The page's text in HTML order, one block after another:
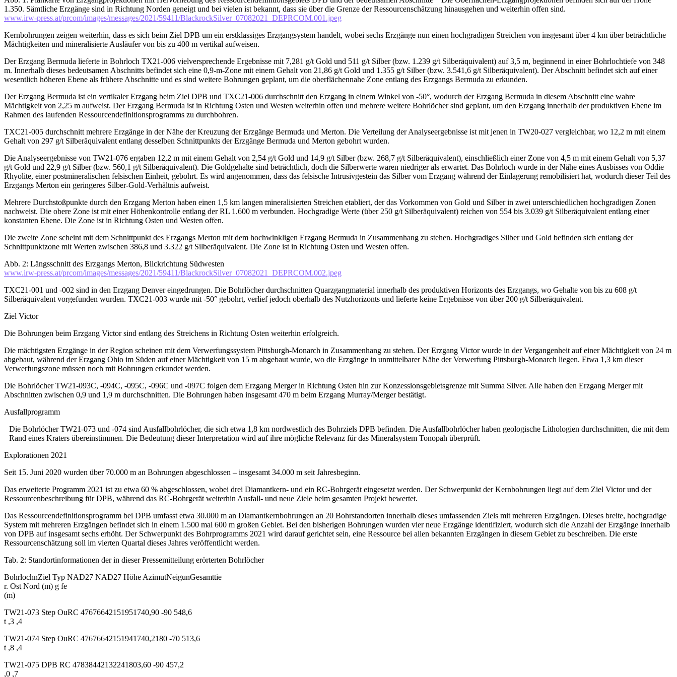
1.350. Sämtliche Erzgänge sind in Richtung Norden geneigt und bei vielen ist bekannt, dass sie über die Grenze der Ressourcenschätzung hinausgehen und weiterhin offen sind.
www.irw-press.at/prcom/images/messages/2021/59411/BlackrockSilver_07082021_DEPRCOM.001.jpeg
Kernbohrungen zeigen weiterhin, dass es sich beim Ziel DPB um ein erstklassiges Erzgangsystem handelt, wobei sechs Erzgänge nun einen hochgradigen Streichen von insgesamt über 4 km über beträchtliche
Mächtigkeiten und mineralisierte Ausläufer von bis zu 400 m vertikal aufweisen.
Der Erzgang Bermuda lieferte in Bohrloch TX21-006 vielversprechende Ergebnisse mit 7,281 g/t Gold und 511 g/t Silber (bzw. 1.239 g/t Silberäquivalent) auf 3,5 m, beginnend in einer Bohrlochtiefe von 348
m. Innerhalb dieses bedeutsamen Abschnitts befindet sich eine 0,9-m-Zone mit einem Gehalt von 21,86 g/t Gold und 1.355 g/t Silber (bzw. 3.541,6 g/t Silberäquivalent). Der Abschnitt befindet sich auf einer
wesentlich höheren Ebene als frühere Abschnitte und es sind weitere Bohrungen geplant, um die oberflächennahe Zone entlang des Erzgangs Bermuda zu erkunden.
Der Erzgang Bermuda ist ein vertikaler Erzgang beim Ziel DPB und TXC21-006 durchschnitt den Erzgang in einem Winkel von -50°, wodurch der Erzgang Bermuda in diesem Abschnitt eine wahre
Mächtigkeit von 2,25 m aufweist. Der Erzgang Bermuda ist in Richtung Osten und Westen weiterhin offen und mehrere weitere Bohrlöcher sind geplant, um den Erzgang innerhalb der produktiven Ebene im
Rahmen des laufenden Ressourcendefinitionsprogramms zu durchbohren.
TXC21-005 durchschnitt mehrere Erzgänge in der Nähe der Kreuzung der Erzgänge Bermuda und Merton. Die Verteilung der Analyseergebnisse ist mit jenen in TW20-027 vergleichbar, wo 12,2 m mit einem
Gehalt von 297 g/t Silberäquivalent entlang desselben Schnittpunkts der Erzgänge Bermuda und Merton gebohrt wurden.
Die Analyseergebnisse von TW21-076 ergaben 12,2 m mit einem Gehalt von 2,54 g/t Gold und 14,9 g/t Silber (bzw. 268,7 g/t Silberäquivalent), einschließlich einer Zone von 4,5 m mit einem Gehalt von 5,37
g/t Gold und 22,9 g/t Silber (bzw. 560,1 g/t Silberäquivalent). Die Goldgehalte sind beträchtlich, doch die Silberwerte waren niedriger als erwartet. Das Bohrloch wurde in der Nähe eines Ausbisses von Oddie
Rhyolite, einer postmineralischen felsischen Einheit, gebohrt. Es wird angenommen, dass das felsische Intrusivgestein das Silber vom Erzgang während der Einlagerung remobilisiert hat, wodurch dieser Teil des
Erzgangs Merton ein geringeres Silber-Gold-Verhältnis aufweist.
Mehrere Durchstoßpunkte durch den Erzgang Merton haben einen 1,5 km langen mineralisierten Streichen etabliert, der das Vorkommen von Gold und Silber in zwei unterschiedlichen hochgradigen Zonen
nachweist. Die obere Zone ist mit einer Höhenkontrolle entlang der RL 1.600 m verbunden. Hochgradige Werte (über 250 g/t Silberäquivalent) reichen von 554 bis 3.039 g/t Silberäquivalent entlang einer
konstanten Ebene. Die Zone ist in Richtung Osten und Westen offen.
Die zweite Zone scheint mit dem Schnittpunkt des Erzgangs Merton mit dem hochwinkligen Erzgang Bermuda in Zusammenhang zu stehen. Hochgradiges Silber und Gold befinden sich entlang der
Schnittpunktzone mit Werten zwischen 386,8 und 3.322 g/t Silberäquivalent. Die Zone ist in Richtung Osten und Westen offen.
Abb. 2: Längsschnitt des Erzgangs Merton, Blickrichtung Südwesten
www.irw-press.at/prcom/images/messages/2021/59411/BlackrockSilver_07082021_DEPRCOM.002.jpeg
TXC21-001 und -002 sind in den Erzgang Denver eingedrungen. Die Bohrlöcher durchschnitten Quarzgangmaterial innerhalb des produktiven Horizonts des Erzgangs, wo Gehalte von bis zu 608 g/t
Silberäquivalent vorgefunden wurden. TXC21-003 wurde mit -50° gebohrt, verlief jedoch oberhalb des Nutzhorizonts und lieferte keine Ergebnisse von über 200 g/t Silberäquivalent.
Ziel Victor
Die Bohrungen beim Erzgang Victor sind entlang des Streichens in Richtung Osten weiterhin erfolgreich.
Die mächtigsten Erzgänge in der Region scheinen mit dem Verwerfungssystem Pittsburgh-Monarch in Zusammenhang zu stehen. Der Erzgang Victor wurde in der Vergangenheit auf einer Mächtigkeit von 24 m
abgebaut, während der Erzgang Ohio im Süden auf einer Mächtigkeit von 15 m abgebaut wurde, wo die Erzgänge in unmittelbarer Nähe der Verwerfung Pittsburgh-Monarch liegen. Etwa 1,3 km dieser
Verwerfungszone müssen noch mit Bohrungen erkundet werden.
Die Bohrlöcher TW21-093C, -094C, -095C, -096C und -097C folgen dem Erzgang Merger in Richtung Osten hin zur Konzessionsgebietsgrenze mit Summa Silver. Alle haben den Erzgang Merger mit
Abschnitten zwischen 0,9 und 1,9 m durchschnitten. Die Bohrungen haben insgesamt 470 m beim Erzgang Murray/Merger bestätigt.
Ausfallprogramm
Die Bohrlöcher TW21-073 und -074 sind Ausfallbohrlöcher, die sich etwa 1,8 km nordwestlich des Bohrziels DPB befinden. Die Ausfallbohrlöcher haben geologische Lithologien durchschnitten, die mit dem
Rand eines Kraters übereinstimmen. Die Bedeutung dieser Interpretation wird auf ihre mögliche Relevanz für das Mineralsystem Tonopah überprüft.
Explorationen 2021
Seit 15. Juni 2020 wurden über 70.000 m an Bohrungen abgeschlossen – insgesamt 34.000 m seit Jahresbeginn.
Das erweiterte Programm 2021 ist zu etwa 60 % abgeschlossen, wobei drei Diamantkern- und ein RC-Bohrgerät eingesetzt werden. Der Schwerpunkt der Kernbohrungen liegt auf dem Ziel Victor und der
Ressourcenbeschreibung für DPB, während das RC-Bohrgerät weiterhin Ausfall- und neue Ziele beim gesamten Projekt bewertet.
Das Ressourcendefinitionsprogramm bei DPB umfasst etwa 30.000 m an Diamantkernbohrungen an 20 Bohrstandorten innerhalb dieses umfassenden Ziels mit mehreren Erzgängen. Dieses breite, hochgradige
System mit mehreren Erzgängen befindet sich in einem 1.500 mal 600 m großen Gebiet. Bei den bisherigen Bohrungen wurden vier neue Erzgänge identifiziert, wodurch sich die Anzahl der Erzgänge innerhalb
von DPB auf insgesamt sechs erhöht. Der Schwerpunkt des Bohrprogramms 2021 wird darauf gerichtet sein, eine Ressource bei allen bekannten Erzgängen in diesem Gebiet zu beschreiben. Die erste
Ressourcenschätzung soll im vierten Quartal dieses Jahres veröffentlicht werden.
Tab. 2: Standortinformationen der in dieser Pressemitteilung erörterten Bohrlöcher
BohrlochnZiel Typ NAD27 NAD27 Höhe AzimutNeigunGesamttie
r. Ost Nord (m) g fe
(m)
TW21-073 Step OuRC 47676642151951740,90 -90 548,6
t ,3 ,4
TW21-074 Step OuRC 47676642151941740,2180 -70 513,6
t ,8 ,4
TW21-075 DPB RC 47838442132241803,60 -90 457,2
,0 ,7